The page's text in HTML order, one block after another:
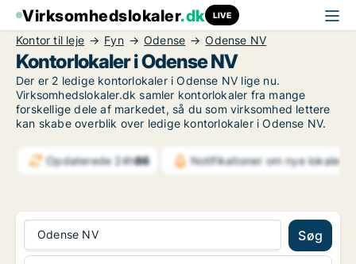
Virksomhedslokaler.dk LIVE
Kontor til leje Fyn Odense Odense NV
Kontorlokaler i Odense NV
Der er 2 ledige kontorlokaler i Odense NV lige nu.
Virksomhedslokaler.dk samler kontorlokaler fra mange
forskellige dele af markedet, så du som virksomhed lettere
kan skabe overblik over ledige kontorlokaler i Odense NV.
Opdaterede 24h86 Notifikationer om nye lokaler
Odense NV Søg